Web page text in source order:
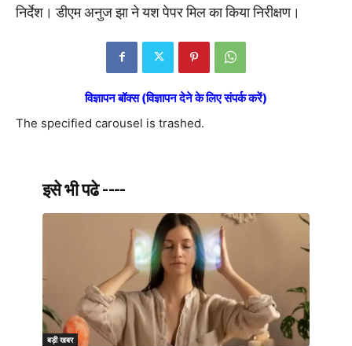
निर्देश। डीएम अनुज झा ने यश पेपर मिल का किया निरीक्षण।
विज्ञापन बॉक्स (विज्ञापन देने के लिए संपर्क करें)
The specified carousel is trashed.
इसे भी पढे ----
बड़ी खबर